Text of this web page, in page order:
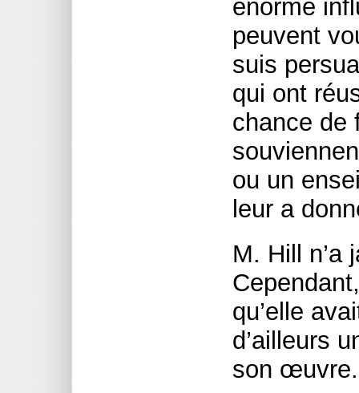
énorme
peuvent
suis
qui ont
chance de
ou un
leur a
M. Hill n’a
qu’elle
d’ailleurs
son œuvre.